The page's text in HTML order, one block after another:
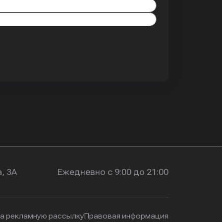
3А Ежедневно с 9:00 до 21:00
рекламную рассылкуПравовая информация